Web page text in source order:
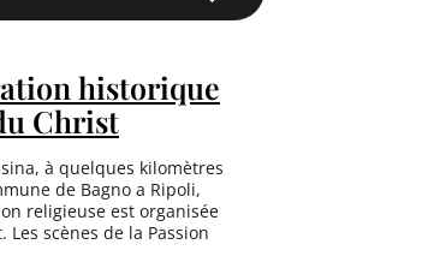
historique
Christ
à quelques kilomètres
de Bagno a Ripoli,
religieuse est organisée
scènes de la Passion